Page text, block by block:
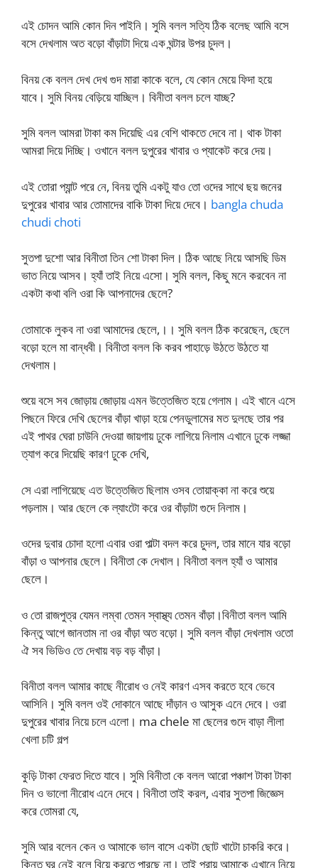
এই চোদন আমি কোন দিন পাইনি। সুমি বলল সত্যি ঠিক বলেছ আমি বসে
বসে দেখলাম অত বড়ো বাঁড়াটা দিয়ে এক ঘন্টার উপর চুদল।
বিনয় কে বলল দেখ দেখ গুদ মারা কাকে বলে, যে কোন মেয়ে ফিদা হয়ে
যাবে। সুমি বিনয় বেড়িয়ে যাচ্ছিল। বিনীতা বলল চলে যাচ্ছ?
সুমি বলল আমরা টাকা কম দিয়েছি এর বেশি থাকতে দেবে না। থাক টাকা
আমরা দিয়ে দিচ্ছি। ওখানে বলল দুপুরের খাবার ও প্যাকেট করে দেয়।
এই তোরা প্যান্ট পরে নে, বিনয় তুমি একটু যাও তো ওদের সাথে ছয় জনের
দুপুরের খাবার আর তোমাদের বাকি টাকা দিয়ে দেবে। bangla chuda
chudi choti
সুতপা দুশো আর বিনীতা তিন শো টাকা দিল। ঠিক আছে নিয়ে আসছি ডিম
ভাত নিয়ে আসব। হ্যাঁ তাই নিয়ে এসো। সুমি বলল, কিছু মনে করবেন না
একটা কথা বলি ওরা কি আপনাদের ছেলে?
তোমাকে লুকব না ওরা আমাদের ছেলে,।। সুমি বলল ঠিক করেছেন, ছেলে
বড়ো হলে মা বান্ধবী। বিনীতা বলল কি করব পাহাড়ে উঠতে উঠতে যা
দেখলাম।
শুয়ে বসে সব জোড়ায় জোড়ায় এমন উত্তেজিত হয়ে গেলাম। এই খানে এসে
পিছনে ফিরে দেখি ছেলের বাঁড়া খাড়া হয়ে পেনডুলামের মত দুলছে তার পর
এই পাথর ঘেরা চাউনি দেওয়া জায়গায় ঢুকে লাগিয়ে নিলাম এখানে ঢুকে লজ্জা
ত্যাগ করে দিয়েছি কারণ ঢুকে দেখি,
সে এরা লাগিয়েছে এত উত্তেজিত ছিলাম ওসব তোয়াক্কা না করে শুয়ে
পড়লাম। আর ছেলে কে ল্যাংটো করে ওর বাঁড়াটা গুদে নিলাম।
ওদের দুবার চোদা হলো এবার ওরা পাল্টা বদল করে চুদল, তার মানে যার বড়ো
বাঁড়া ও আপনার ছেলে। বিনীতা কে দেখাল। বিনীতা বলল হ্যাঁ ও আমার
ছেলে।
ও তো রাজপুত্র যেমন লম্বা তেমন স্বাস্থ্য তেমন বাঁড়া।বিনীতা বলল আমি
কিন্তু আগে জানতাম না ওর বাঁড়া অত বড়ো। সুমি বলল বাঁড়া দেখলাম ওতো
ঐ সব ভিডিও তে দেখায় বড় বড় বাঁড়া।
বিনীতা বলল আমার কাছে নীরোধ ও নেই কারণ এসব করতে হবে ভেবে
আসিনি। সুমি বলল ওই দোকানে আছে দাঁড়ান ও আসুক এনে দেবে। ওরা
দুপুরের খাবার নিয়ে চলে এলো। ma chele মা ছেলের গুদে বাড়া লীলা
খেলা চটি গল্প
কুড়ি টাকা ফেরত দিতে যাবে। সুমি বিনীতা কে বলল আরো পঞ্চাশ টাকা টাকা
দিন ও ভালো নীরোধ এনে দেবে। বিনীতা তাই করল, এবার সুতপা জিজ্ঞেস
করে তোমরা যে,
সুমি আর বলেন কেন ও আমাকে ভাল বাসে একটা ছোট খাটো চাকরি করে।
কিন্তু ঘর নেই বলে বিয়ে করতে পারছে না। তাই প্রায় আমাকে এখানে নিয়ে